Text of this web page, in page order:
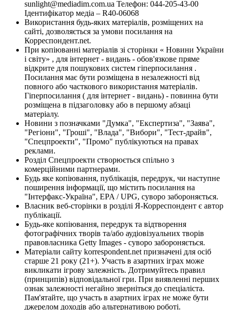
sunlight@mediadim.com.ua Телефон: 044-205-43-00
Ідентифікатор медіа – R40-06068
Використання будь-яких матеріалів, розміщених на
сайті, дозволяється за умови посилання на
Корреспондент.net.
При копіюванні матеріалів зі сторінки « Новини України
і світу» , для інтернет - видань - обов'язкове пряме
відкрите для пошукових систем гіперпосилання .
Посилання має бути розміщена в незалежності від
повного або часткового використання матеріалів.
Гіперпосилання ( для інтернет - видань) - повинна бути
розміщена в підзаголовку або в першому абзаці
матеріалу.
Новини з позначками "Думка", "Експертиза", "Заява",
"Регіони", "Гроші", "Влада", "Вибори", "Тест-драйв",
"Спецпроекти", "Промо" публікуються на правах
реклами.
Розділ Спецпроекти створюється спільно з
комерційними партнерами.
Будь яке копіювання, публікація, передрук, чи наступне
поширення інформації, що містить посилання на
"Інтерфакс-Україна", EPA / UPG, суворо забороняється.
Власник веб-сторінки в розділі Я-Корреспондент є автор
публікації.
Будь-яке копіювання, передрук та відтворення
фотографічних творів та/або аудіовізуальних творів
правовласника Getty Images - суворо забороняється.
Матеріали сайту korrespondent.net призначені для осіб
старше 21 року (21+). Участь в азартних іграх може
викликати ігрову залежність. Дотримуйтесь правил
(принципів) відповідальної гри. При виявленні перших
ознак залежності негайно зверніться до спеціаліста.
Пам'ятайте, що участь в азартних іграх не може бути
джерелом доходів або альтернативою роботі.